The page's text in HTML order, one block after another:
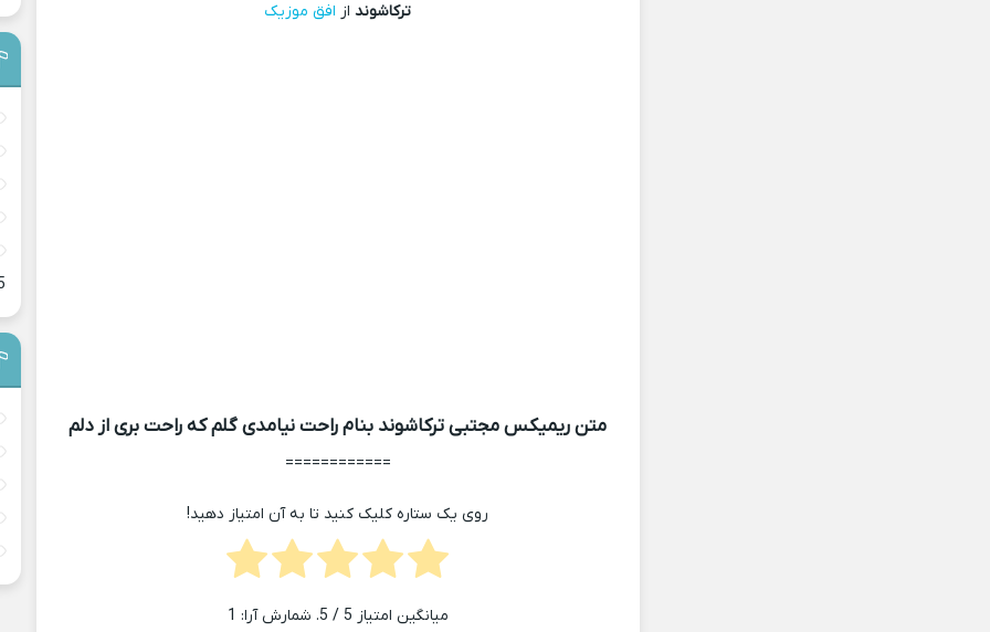
ترکاشوند از افق موزیک
متن ریمیکس مجتبی ترکاشوند بنام راحت نیامدی گلم که راحت بری از دلم
============
روی یک ستاره کلیک کنید تا به آن امتیاز دهید!
میانگین امتیاز 5 / 5. شمارش آرا: 1